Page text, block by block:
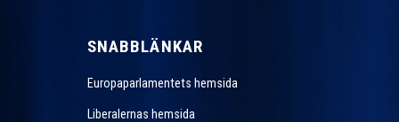
SNABBLÄNKAR
Europaparlamentets hemsida
Liberalernas hemsida